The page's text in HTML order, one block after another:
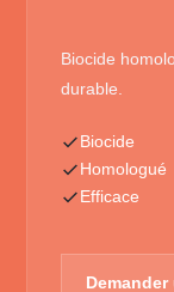
Biocide
durable.
Biocide
Homologué
Efficace